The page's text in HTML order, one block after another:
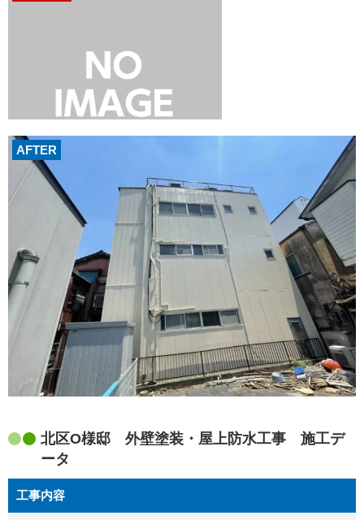
AFTER
北区O様邸 外壁塗装・屋上防水工事 施工デ
ータ
工事内容